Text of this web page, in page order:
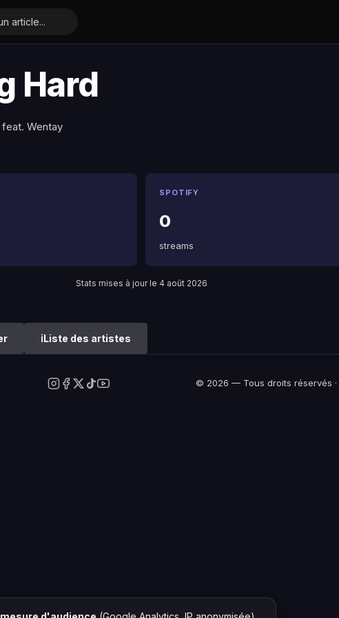
Hard
Wentay
SPOTIFY
0
streams
Stats mises à jour le 4 août 2026
Liste des artistes
© 2026 — Tous droits réservés ·